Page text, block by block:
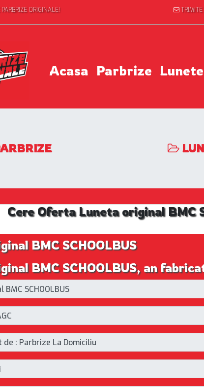
ORIGINALE!
Acasa Parbrize Lunete
Cere Oferta Luneta original BMC
BMC SCHOOLBUS
BMC SCHOOLBUS, an